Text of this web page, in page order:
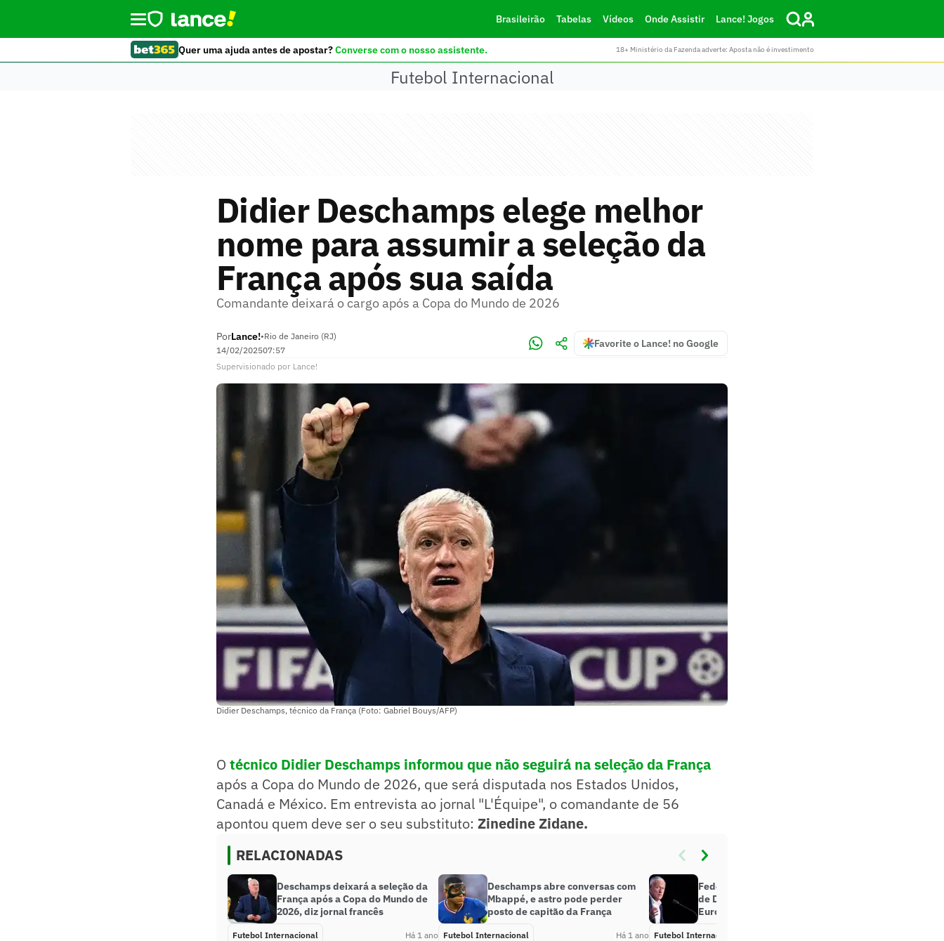
Brasileirão Tabelas Vídeos Onde Assistir Lance! Jogos
Quer uma ajuda antes de apostar?Converse com o nosso assistente. 18+ Ministério da Fazenda adverte: Aposta não é investimento
Futebol Internacional
Didier Deschamps elege melhor
nome para assumir a seleção da
França após sua saída
Comandante deixará o cargo após a Copa do Mundo de 2026
PorLance!•Rio de Janeiro (RJ)
14/02/202507:57
Favorite o Lance! no Google
Supervisionado por Lance!
Didier Deschamps, técnico da França (Foto: Gabriel Bouys/AFP)
O técnico Didier Deschamps informou que não seguirá na seleção da França
após a Copa do Mundo de 2026, que será disputada nos Estados Unidos,
Canadá e México. Em entrevista ao jornal "L'Équipe", o comandante de 56
apontou quem deve ser o seu substituto: Zinedine Zidane.
RELACIONADAS
Deschamps deixará a seleção da
França após a Copa do Mundo de
2026, diz jornal francês
Futebol Internacional Há 1 ano
Deschamps abre conversas com
Mbappé, e astro pode perder
posto de capitão da França
Futebol Internacional Há 1 ano
Federação da França define futuro
de Deschamps após eliminação na
Eurocopa
Futebol Internacional